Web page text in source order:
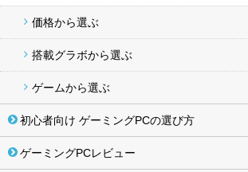
価格から選ぶ
搭載グラボから選ぶ
ゲームから選ぶ
初心者向け ゲーミングPCの選び方
ゲーミングPCレビュー